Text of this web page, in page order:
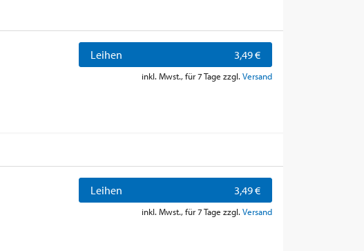
Leihen 3,49 €
inkl. Mwst., für 7 Tage zzgl. Versand
Leihen 3,49 €
inkl. Mwst., für 7 Tage zzgl. Versand